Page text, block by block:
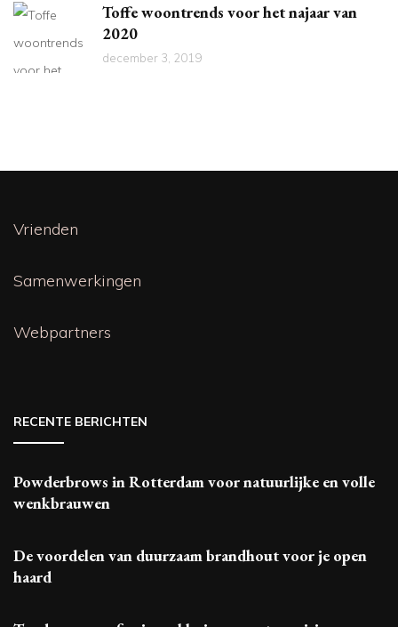
Toffe woontrends voor het najaar van
2020
december 3, 2019
Vrienden
Samenwerkingen
Webpartners
RECENTE BERICHTEN
Powderbrows in Rotterdam voor natuurlijke en volle
wenkbrauwen
De voordelen van duurzaam brandhout voor je open
haard